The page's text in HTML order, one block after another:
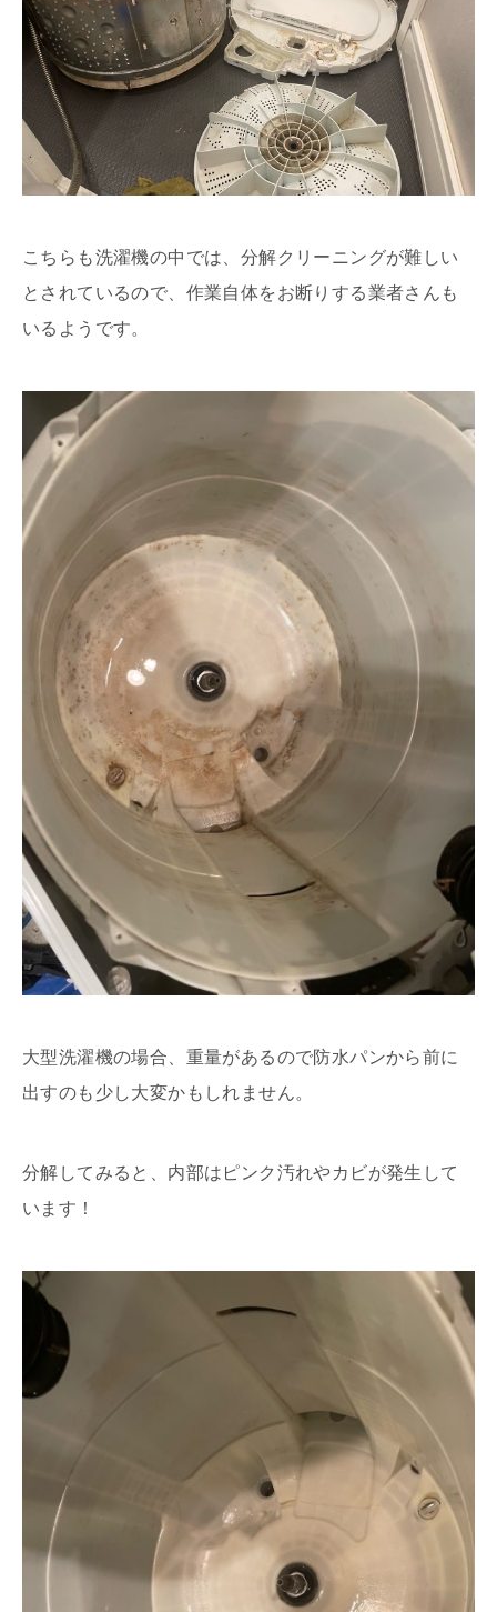
こちらも洗濯機の中では、分解クリーニングが難しい
とされているので、作業自体をお断りする業者さんも
いるようです。
大型洗濯機の場合、重量があるので防水パンから前に
出すのも少し大変かもしれません。
分解してみると、内部はピンク汚れやカビが発生して
います！